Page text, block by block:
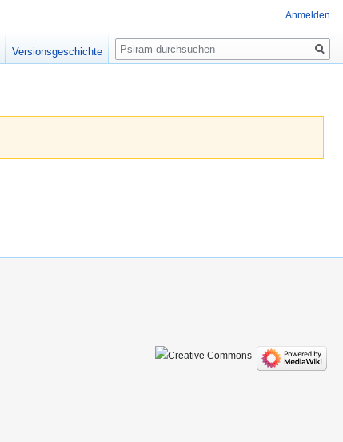
Anmelden
Versionsgeschichte
Suche